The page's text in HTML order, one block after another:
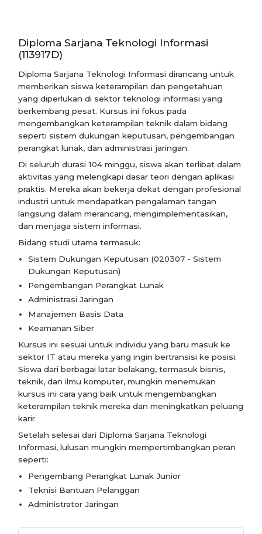
Diploma Sarjana Teknologi Informasi
(113917D)
Diploma Sarjana Teknologi Informasi dirancang untuk
memberikan siswa keterampilan dan pengetahuan
yang diperlukan di sektor teknologi informasi yang
berkembang pesat. Kursus ini fokus pada
mengembangkan keterampilan teknik dalam bidang
seperti sistem dukungan keputusan, pengembangan
perangkat lunak, dan administrasi jaringan.
Di seluruh durasi 104 minggu, siswa akan terlibat dalam
aktivitas yang melengkapi dasar teori dengan aplikasi
praktis. Mereka akan bekerja dekat dengan profesional
industri untuk mendapatkan pengalaman tangan
langsung dalam merancang, mengimplementasikan,
dan menjaga sistem informasi.
Bidang studi utama termasuk:
Sistem Dukungan Keputusan (020307 - Sistem
Dukungan Keputusan)
Pengembangan Perangkat Lunak
Administrasi Jaringan
Manajemen Basis Data
Keamanan Siber
Kursus ini sesuai untuk individu yang baru masuk ke
sektor IT atau mereka yang ingin bertransisi ke posisi.
Siswa dari berbagai latar belakang, termasuk bisnis,
teknik, dan ilmu komputer, mungkin menemukan
kursus ini cara yang baik untuk mengembangkan
keterampilan teknik mereka dan meningkatkan peluang
karir.
Setelah selesai dari Diploma Sarjana Teknologi
Informasi, lulusan mungkin mempertimbangkan peran
seperti:
Pengembang Perangkat Lunak Junior
Teknisi Bantuan Pelanggan
Administrator Jaringan